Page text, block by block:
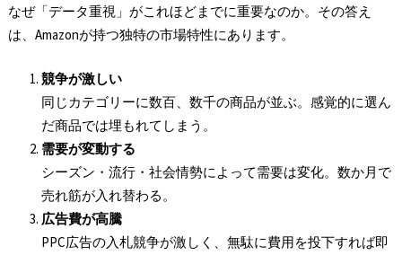
なぜ「データ重視」がこれほどまでに重要なのか。その答え
は、Amazonが持つ独特の市場特性にあります。
競争が激しい
同じカテゴリーに数百、数千の商品が並ぶ。感覚的に選ん
だ商品では埋もれてしまう。
需要が変動する
シーズン・流行・社会情勢によって需要は変化。数か月で
売れ筋が入れ替わる。
広告費が高騰
PPC広告の入札競争が激しく、無駄に費用を投下すれば即